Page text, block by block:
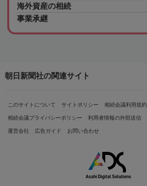
海外資産の相続
事業承継
朝日新聞社の関連サイト
このサイトについて サイトポリシー 相続会議利用規約
相続会議プライバシーポリシー 利用者情報の外部送信
運営会社 広告ガイド お問い合わせ